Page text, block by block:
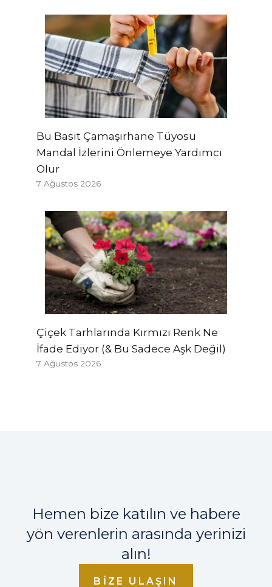
Bu Basit Çamaşırhane Tüyosu
Mandal İzlerini Önlemeye Yardımcı
Olur
7 Ağustos 2026
Çiçek Tarhlarında Kırmızı Renk Ne
İfade Ediyor (& Bu Sadece Aşk Değil)
7 Ağustos 2026
Hemen bize katılın ve habere
yön verenlerin arasında yerinizi
alın!
BIZE ULAŞIN